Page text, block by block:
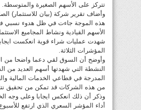
تتركز على الأسهم الصغيرة والمتوسطة.
وأضاف تقرير شركة (بيان للاستثمار)
هذه الموجة جاءت في ظل هدوء نسبي
الأسهم القيادية ونشاط المجاميع
شهدت عمليات شراء قوية انعكست
المؤشرات الثلاثة.
وأوضح أن السوق لقي دعما واضحا من
النشطة التي شهدتها أسهم العديد من
المدرجة في قطاعي الخدمات المالية
من هذه الشركات قد تمكن من تحقيق
وذكر أن ذلك انعكس ايجابا وعلى وجه
أداء المؤشر السعري الذي ارتفع